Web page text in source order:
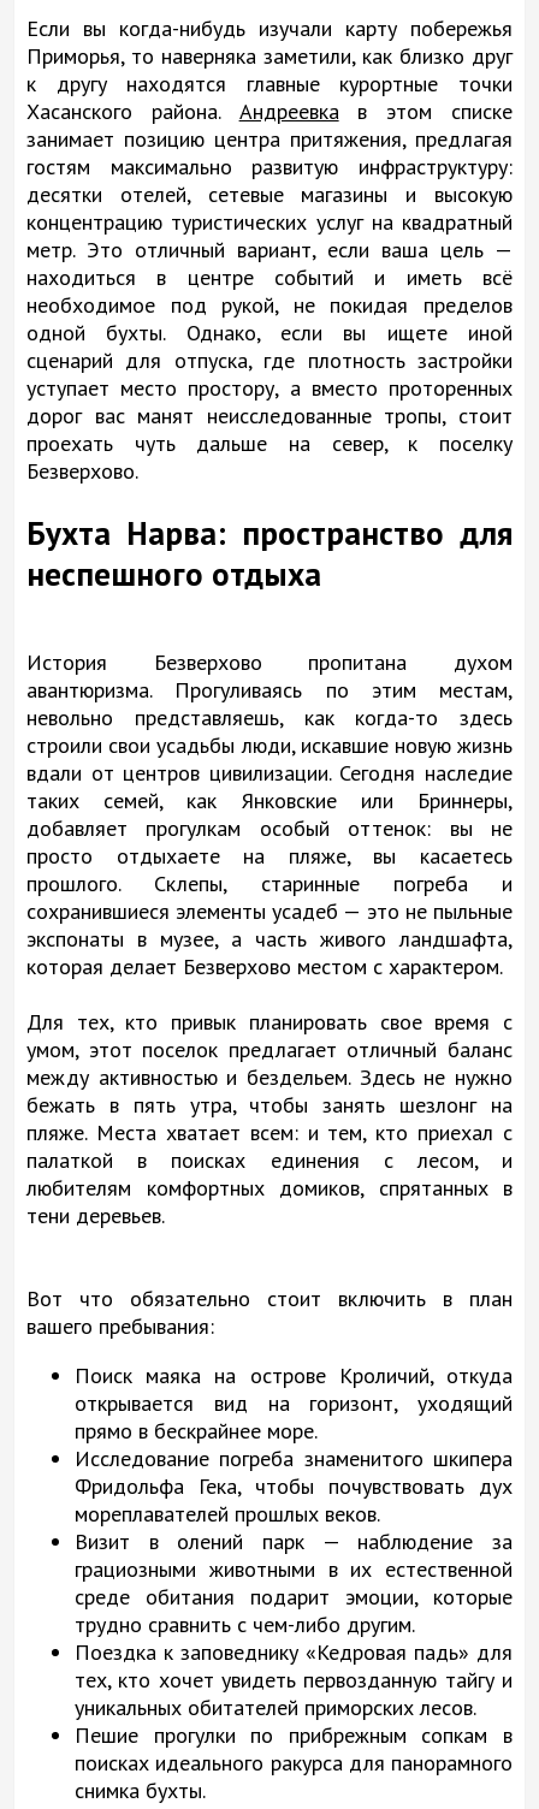
Если вы когда-нибудь изучали карту побережья
Приморья, то наверняка заметили, как близко друг
к другу находятся главные курортные точки
Хасанского района. Андреевкав этом списке
занимает позицию центра притяжения, предлагая
гостям максимально развитую инфраструктуру:
десятки отелей, сетевые магазины и высокую
концентрацию туристических услуг на квадратный
метр. Это отличный вариант, если ваша цель —
находиться в центре событий и иметь всё
необходимое под рукой, не покидая пределов
одной бухты. Однако, если вы ищете иной
сценарий для отпуска, где плотность застройки
уступает место простору, а вместо проторенных
дорог вас манят неисследованные тропы, стоит
проехать чуть дальше на север, к поселку
Безверхово.
Бухта Нарва: пространство для
неспешного отдыха
История Безверхово пропитана духом
авантюризма. Прогуливаясь по этим местам,
невольно представляешь, как когда-то здесь
строили свои усадьбы люди, искавшие новую жизнь
вдали от центров цивилизации. Сегодня наследие
таких семей, как Янковские или Бриннеры,
добавляет прогулкам особый оттенок: вы не
просто отдыхаете на пляже, вы касаетесь
прошлого. Склепы, старинные погреба и
сохранившиеся элементы усадеб — это не пыльные
экспонаты в музее, а часть живого ландшафта,
которая делает Безверхово местом с характером.
Для тех, кто привык планировать свое время с
умом, этот поселок предлагает отличный баланс
между активностью и бездельем. Здесь не нужно
бежать в пять утра, чтобы занять шезлонг на
пляже. Места хватает всем: и тем, кто приехал с
палаткой в поисках единения с лесом, и
любителям комфортных домиков, спрятанных в
тени деревьев.
Вот что обязательно стоит включить в план
вашего пребывания:
Поиск маяка на острове Кроличий, откуда
открывается вид на горизонт, уходящий
прямо в бескрайнее море.
Исследование погреба знаменитого шкипера
Фридольфа Гека, чтобы почувствовать дух
мореплавателей прошлых веков.
Визит в олений парк — наблюдение за
грациозными животными в их естественной
среде обитания подарит эмоции, которые
трудно сравнить с чем-либо другим.
Поездка к заповеднику «Кедровая падь» для
тех, кто хочет увидеть первозданную тайгу и
уникальных обитателей приморских лесов.
Пешие прогулки по прибрежным сопкам в
поисках идеального ракурса для панорамного
снимка бухты.